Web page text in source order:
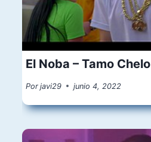
El Noba – Tamo Chelo
Por javi29 junio 4, 2022